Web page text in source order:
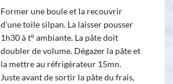
Former une boule et la recouvrir
d'une toile silpan. La laisser pousser
1h30 à t° ambiante. La pâte doit
doubler de volume. Dégazer la pâte et
la mettre au réfrigérateur 15mn.
Juste avant de sortir la pâte du frais,